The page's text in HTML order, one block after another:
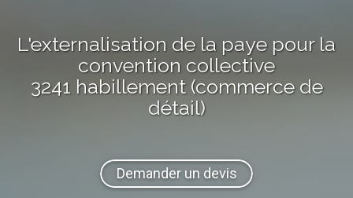
L'externalisation de la paye pour la
convention collective
3241 habillement (commerce de
détail)
Demander un devis